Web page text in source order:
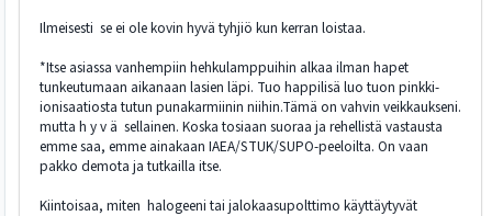
Ilmeisesti se ei ole kovin hyvä tyhjiö kun kerran loistaa.
*Itse asiassa vanhempiin hehkulamppuihin alkaa ilman hapet
tunkeutumaan aikanaan lasien läpi. Tuo happilisä luo tuon pinkki-
ionisaatiosta tutun punakarmiinin niihin.Tämä on vahvin veikkaukseni.
mutta h y v ä sellainen. Koska tosiaan suoraa ja rehellistä vastausta
emme saa, emme ainakaan IAEA/STUK/SUPO-peeloilta. On vaan
pakko demota ja tutkailla itse.
Kiintoisaa, miten halogeeni tai jalokaasupolttimo käyttäytyvät